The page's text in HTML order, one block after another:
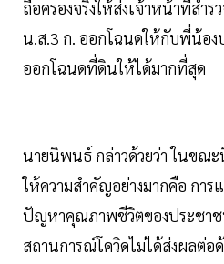
ถือครองจริงให้ส่งเจ้าหน้าที่สำร
น.ส.3 ก. ออกโฉนดให้กับพี่น้อง
ออกโฉนดที่ดินให้ได้มากที่สุด
นายนิพนธ์ กล่าวด้วยว่า ในขณ
ให้ความสำคัญอย่างมากคือ กา
ปัญหาคุณภาพชีวิตของประชา
สถานการณ์โควิดไม่ได้ส่งผลต่อ